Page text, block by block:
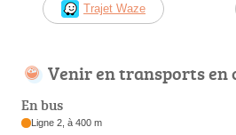
Trajet Waze
Venir en transports en
En bus
Ligne 2, à 400 m